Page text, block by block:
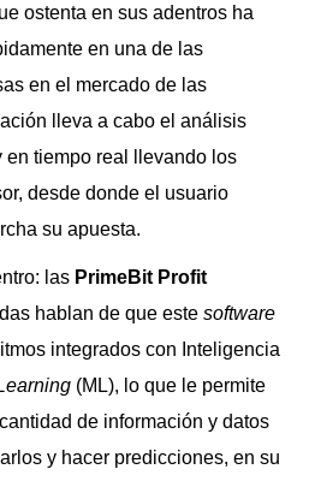
ostenta en sus adentros ha
en una de las
en el mercado de las
lleva a cabo el análisis
en tiempo real llevando los
desde donde el usuario
su apuesta.
las PrimeBit Profit
hablan de que este software
integrados con Inteligencia
(ML), lo que le permite
de información y datos
y hacer predicciones, en su